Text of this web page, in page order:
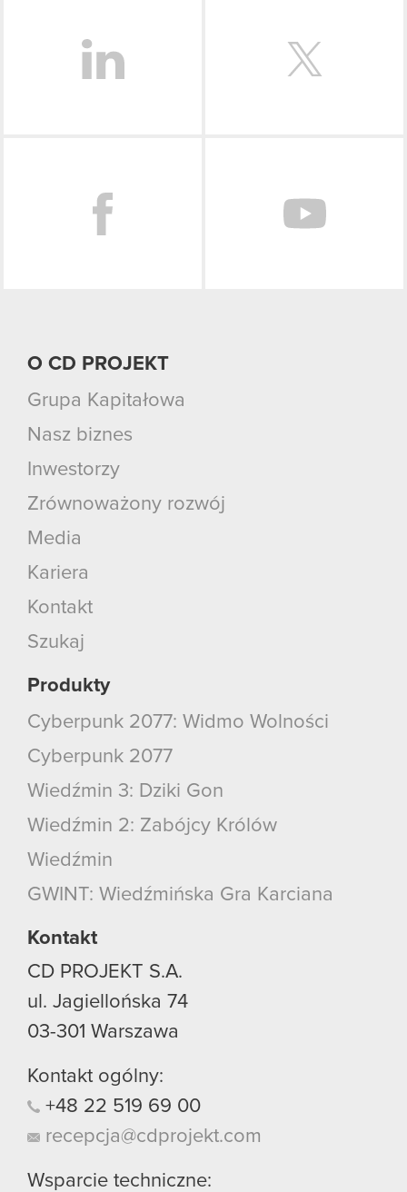
O CD PROJEKT
Grupa Kapitałowa
Nasz biznes
Inwestorzy
Zrównoważony rozwój
Media
Kariera
Kontakt
Szukaj
Produkty
Cyberpunk 2077: Widmo Wolności
Cyberpunk 2077
Wiedźmin 3: Dziki Gon
Wiedźmin 2: Zabójcy Królów
Wiedźmin
GWINT: Wiedźmińska Gra Karciana
Kontakt
CD PROJEKT S.A.
ul. Jagiellońska 74
03-301 Warszawa
Kontakt ogólny:
+48 22 519 69 00
recepcja@cdprojekt.com
Wsparcie techniczne: